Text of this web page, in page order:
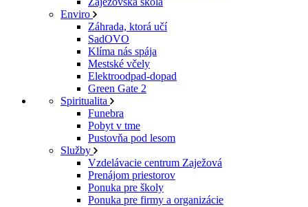
Enviro
Záhrada, ktorá učí
SadOVO
Klíma nás spája
Mestské včely
Elektroodpad-dopad
Green Gate 2
Spiritualita
Funebra
Pobyt v tme
Pustovňa pod lesom
Služby
Vzdelávacie centrum Zaježová
Prenájom priestorov
Ponuka pre školy
Ponuka pre firmy a organizácie